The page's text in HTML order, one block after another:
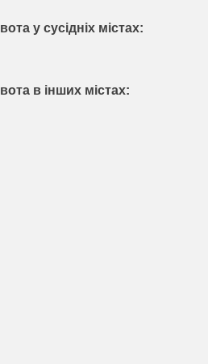
у сусідніх містах:
в інших містах: